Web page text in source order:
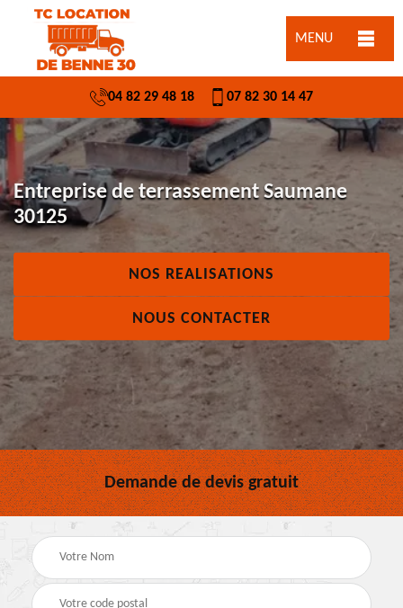
MENU
04 82 29 48 18 07 82 30 14 47
Entreprise de terrassement Saumane
30125
NOS REALISATIONS
NOUS CONTACTER
Demande de devis gratuit